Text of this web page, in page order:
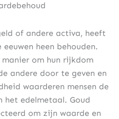
of andere activa, heeft
heen behouden.
manier om hun rijkdom
andere door te geven en
waarderen mensen de
het edelmetaal. Goud
om zijn waarde en